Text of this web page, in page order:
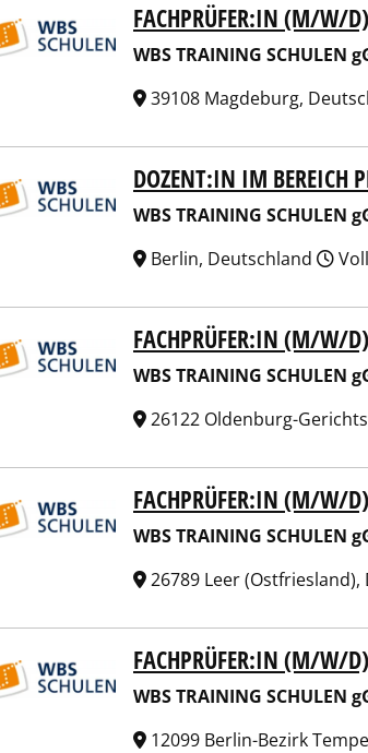
WBS TRAINING SCHULEN gGmbH
FACHPRÜFER:IN (M/W/
WBS TRAINING SCHULEN
39108 Magdeburg,
WBS TRAINING SCHULEN gGmbH
DOZENT:IN IM BEREICH
WBS TRAINING SCHULEN
Berlin, Deutschland
WBS TRAINING SCHULEN gGmbH
FACHPRÜFER:IN (M/W/
WBS TRAINING SCHULEN
26122 Oldenburg-
WBS TRAINING SCHULEN gGmbH
FACHPRÜFER:IN (M/W/
WBS TRAINING SCHULEN
26789 Leer
WBS TRAINING SCHULEN gGmbH
FACHPRÜFER:IN (M/W/
WBS TRAINING SCHULEN
12099 Berlin-Bezirk